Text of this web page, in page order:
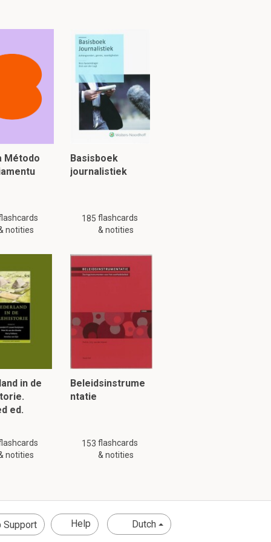
twee
wat niet
vaak gezien
(overmatige)
geldig of
variabele in
van andere
Método
notities
Basisboek
journalistiek
185 flashcards
& notities
in de
ed.
notities
Beleidsinstrume
ntatie
153 flashcards
& notities
Support Help Dutch